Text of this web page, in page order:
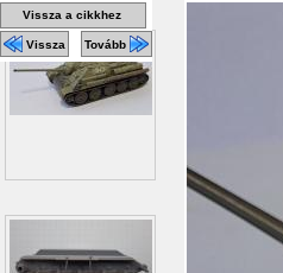
Vissza a cikkhez
Vissza Tovább